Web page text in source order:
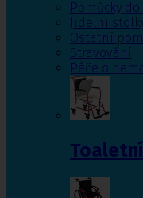
Pomůcky
Jídelní
Ostatní
Stravování
Péče o